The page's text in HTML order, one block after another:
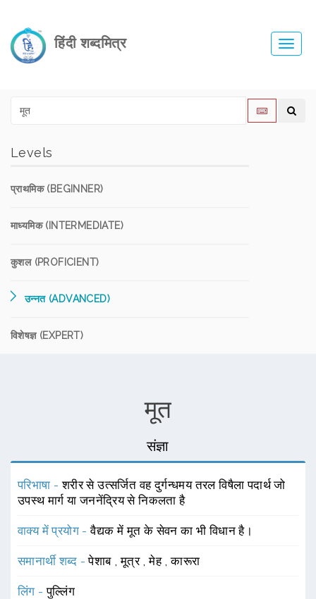
हिंदी शब्दमित्र
Levels
प्राथमिक (BEGINNER)
माध्यमिक (INTERMEDIATE)
कुशल (PROFICIENT)
उन्नत (ADVANCED)
विशेषज्ञ (EXPERT)
मूत
संज्ञा
परिभाषा -शरीर से उत्सर्जित वह दुर्गन्धमय तरल विषैला पदार्थ जो
उपस्थ मार्ग या जननेंद्रिय से निकलता है
वाक्य में प्रयोग -वैद्यक में मूत के सेवन का भी विधान है।
समानार्थी शब्द -पेशाब ,मूत्र ,मेह ,कारूरा
लिंग -पुल्लिंग